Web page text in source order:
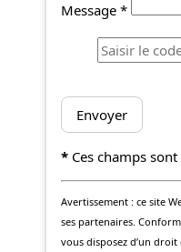
Message *
* Ces champs
Avertissement : ce site
ses partenaires.
vous disposez d’un